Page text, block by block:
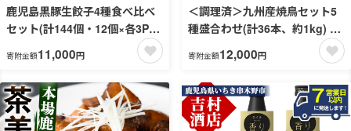
鹿児島黒豚生餃子4種食べ比べ
セット(計144個・12個×各3P)
国産 九州産 鹿児島県産 黒豚 餃
子 ギョウザ おかず 惣菜 弁当
焼くだけ 小分け 簡単 時短 詰合
せ 詰め合わせ 冷凍 冷凍食品
【鹿児島協同食品】【00-008-
寄附金額11,000円
＜調理済＞九州産焼鳥セット5
種盛合わせ(計36本、約1kg) 国
産 九州産 国産鶏 鶏肉 焼き鳥
焼鳥 加工品 惣菜 おかず おつま
み もも ももねぎ とり皮 ぼんじ
り ひな 冷凍 小分け 味付き 時
短【サンクスフーズ】【00-
寄附金額12,000円